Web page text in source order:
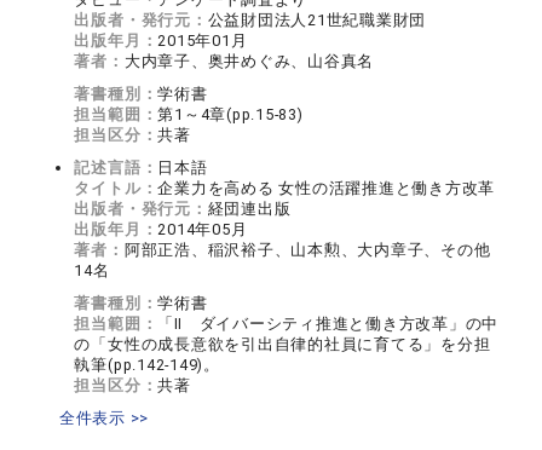
出版者・発行元： 公益財団法人21世紀職業財団
出版年月：2015年01月
著者： 大内章子、奥井めぐみ、山谷真名
著書種別：学術書
担当範囲：第1～4章(pp.15-83)
担当区分：共著
記述言語： 日本語
タイトル：企業力を高める 女性の活躍推進と働き方改革
出版者・発行元： 経団連出版
出版年月：2014年05月
著者： 阿部正浩、稲沢裕子、山本勲、大内章子、その他
14名
著書種別：学術書
担当範囲：
「Ⅱ ダイバーシティ推進と働き方改革」の中
の「女性の成長意欲を引出自律的社員に育てる」を分担
執筆(pp.142-149)。
担当区分：共著
全件表示 >>